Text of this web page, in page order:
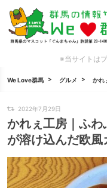
※当サイトは
We Love群馬 グルメ かれ
2022年7月29日
かれぇ工房｜ふ
が溶け込んだ欧風